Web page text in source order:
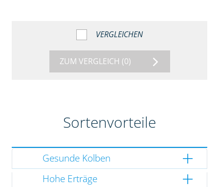
VERGLEICHEN
ZUM VERGLEICH (0)
Sortenvorteile
Gesunde Kolben
Hohe Erträge